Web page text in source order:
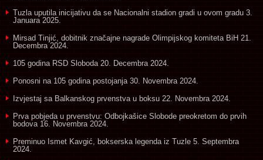
Tuzla uputila inicijativu da se Nacionalni stadion gradi u ovom gradu 3.
Januara 2025.
Mirsad Tinjić, dobitnik značajne nagrade Olimpijskog komiteta BiH 21.
Decembra 2024.
105 godina RSD Sloboda 20. Decembra 2024.
Ponosni na 105 godina postojanja 30. Novembra 2024.
Izvjestaj sa Balkanskog prvenstva u boksu 22. Novembra 2024.
Prva pobjeda u prvenstvu: Odbojkašice Slobode preokretom do prvih
bodova 16. Novembra 2024.
Preminuo Ismet Kavgić, bokserska legenda iz Tuzle 5. Septembra
2024.